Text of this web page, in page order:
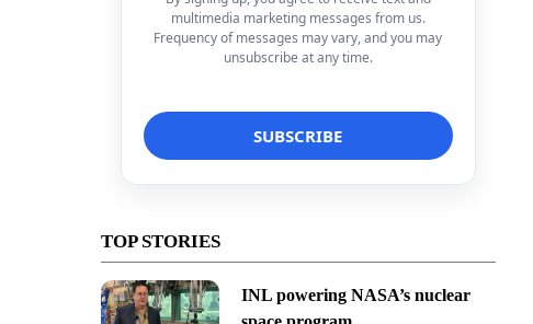
multimedia marketing messages from us.
Frequency of messages may vary, and you may
unsubscribe at any time.
TOP STORIES
INL powering NASA’s nuclear